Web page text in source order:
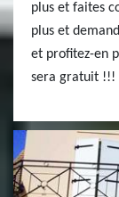
plus et faites
plus et
et profitez-en
sera gratuit !!!